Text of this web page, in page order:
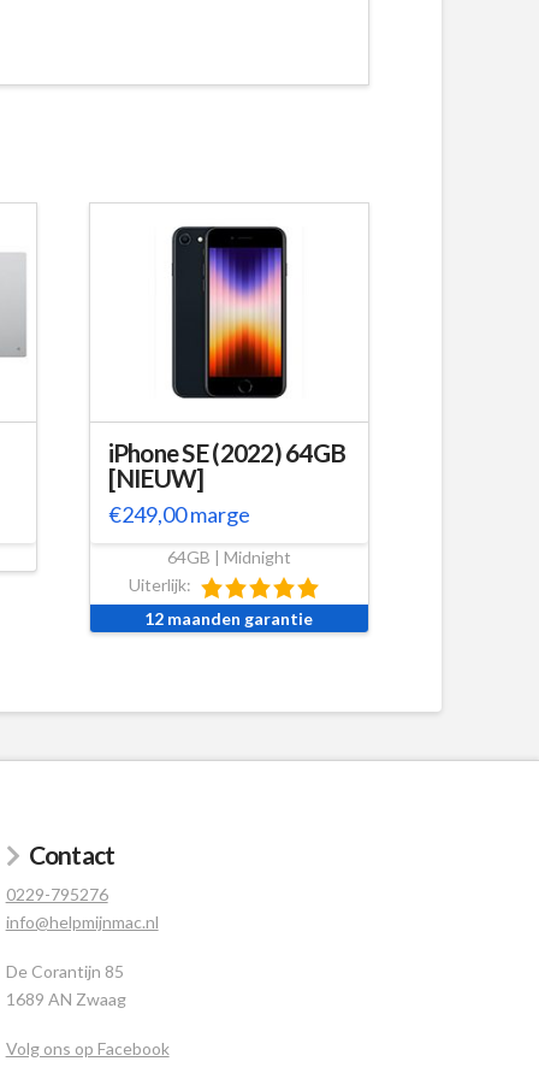
iPhone SE (2022) 64GB
[NIEUW]
€249,00marge
64GB | Midnight
Uiterlijk:
12 maanden garantie
Contact
0229-795276
info@helpmijnmac.nl
De Corantijn 85
1689 AN Zwaag
Volg ons op Facebook